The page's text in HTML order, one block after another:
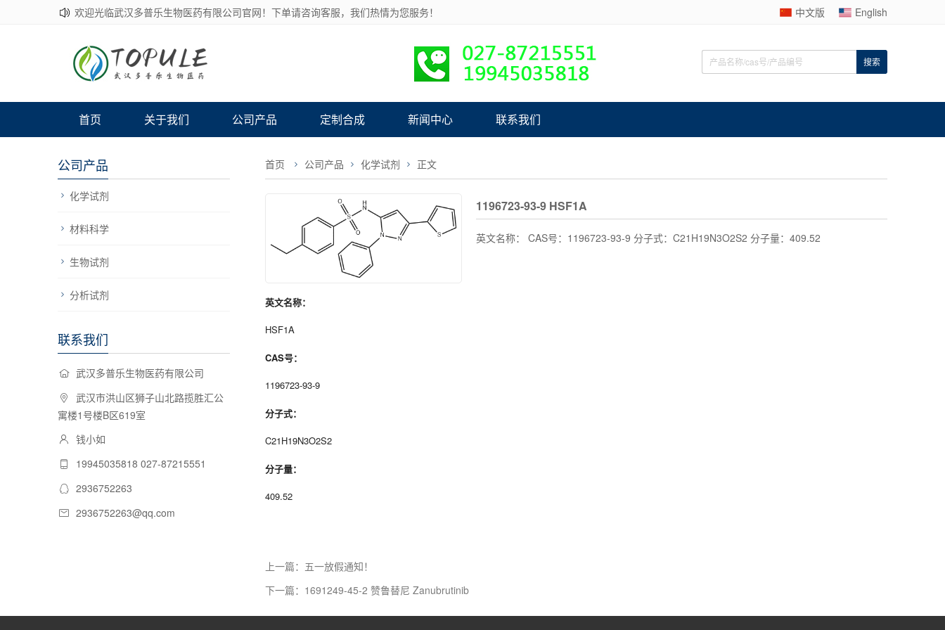
欢迎光临武汉多普乐生物医药有限公司官网！下单请咨询客服，我们热情为您服务！ 中文版 English
首页 关于我们 公司产品 定制合成 新闻中心 联系我们
公司产品
化学试剂
材料科学
生物试剂
分析试剂
联系我们
武汉多普乐生物医药有限公司
武汉市洪山区狮子山北路揽胜汇公
寓楼1号楼B区619室
钱小如
19945035818 027-87215551
2936752263
2936752263@qq.com
首页 公司产品 化学试剂 正文
1196723-93-9 HSF1A
英文名称： CAS号：1196723-93-9 分子式：C21H19N3O2S2 分子量：409.52
英文名称：
HSF1A
CAS号：
1196723-93-9
分子式：
C21H19N3O2S2
分子量：
409.52
上一篇：五一放假通知！
下一篇：1691249-45-2 赞鲁替尼 Zanubrutinib